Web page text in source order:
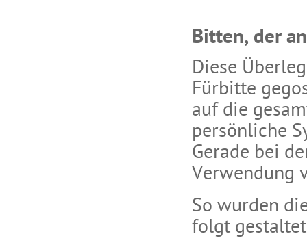
Bitten, der
Diese
Fürbitte
auf die
persönliche
Gerade bei
Verwendung
So wurden
folgt